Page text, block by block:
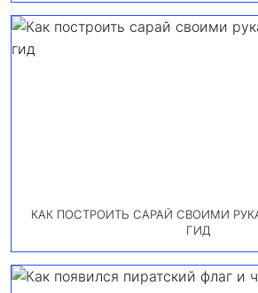
КАК ПОСТРОИТЬ САРАЙ СВОИМИ
ГИД